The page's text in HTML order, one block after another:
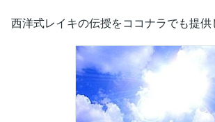
西洋式レイキの伝授をココナラでも提供